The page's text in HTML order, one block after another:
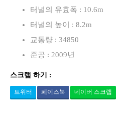
터널의 유효폭 : 10.6m
터널의 높이 : 8.2m
교통량 : 34850
준공 : 2009년
스크랩 하기 :
트위터 페이스북 네이버 스크랩